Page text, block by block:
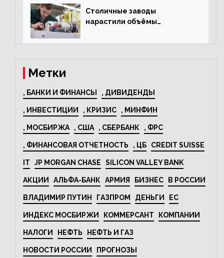
туризма
Столичные заводы
нарастили объёмы
электрооборудования на
Метки
, БАНКИ И ФИНАНСЫ , ДИВИДЕНДЫ
, ИНВЕСТИЦИИ , КРИЗИС , МИНФИН
, МОСБИРЖА , США , СБЕРБАНК , ФРС
, ФИНАНСОВАЯ ОТЧЕТНОСТЬ , ЦБ CREDIT SUISSE
IT JP MORGAN CHASE SILICON VALLEY BANK
АКЦИИ АЛЬФА-БАНК АРМИЯ БИЗНЕС В РОССИИ
ВЛАДИМИР ПУТИН ГАЗПРОМ ДЕНЬГИ ЕС
ИНДЕКС МОСБИРЖИ КОММЕРСАНТ КОМПАНИИ
НАЛОГИ НЕФТЬ НЕФТЬ И ГАЗ
НОВОСТИ РОССИИ ПРОГНОЗЫ